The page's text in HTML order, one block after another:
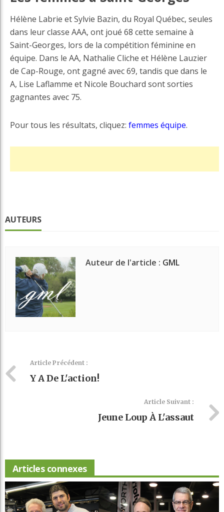
Hélène Labrie et Sylvie Bazin, du Royal Québec, seules
dans leur classe AAA, ont joué 68 cette semaine à
Saint-Georges, lors de la compétition féminine en
équipe. Dans le AA, Nathalie Cliche et Hélène Lauzier
de Cap-Rouge, ont gagné avec 69, tandis que dans le
A, Lise Laflamme et Nicole Bouchard sont sorties
gagnantes avec 75.
Pour tous les résultats, cliquez: femmes équipe.
AUTEURS
Auteur de l'article : GML
Article Précédent :
Y A De L'action!
Article Suivant :
Jeune Loup À L'assaut
Articles connexes